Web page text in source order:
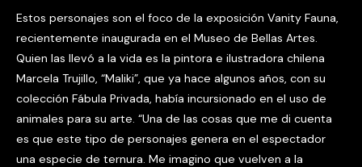
Estos personajes son el foco de la exposición Vanity Fauna,
recientemente inaugurada en el Museo de Bellas Artes.
Quien las llevó a la vida es la pintora e ilustradora chilena
Marcela Trujillo, “Maliki”, que ya hace algunos años, con su
colección Fábula Privada, había incursionado en el uso de
animales para su arte. “Una de las cosas que me di cuenta
es que este tipo de personajes genera en el espectador
una especie de ternura. Me imagino que vuelven a la